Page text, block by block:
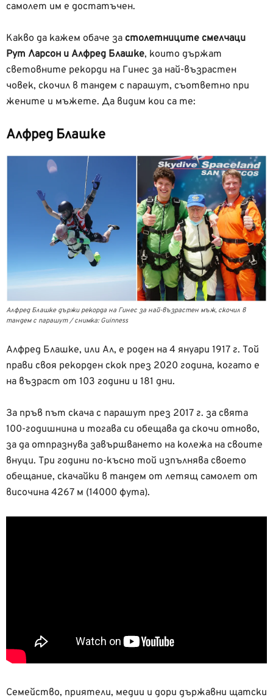
самолет им е достатъчен.
Какво да кажем обаче за столетниците смелчаци
Рут Ларсон и Алфред Блашке, които държат
световните рекорди на Гинес за най-възрастен
човек, скочил в тандем с парашут, съответно при
жените и мъжете. Да видим кои са те:
Алфред Блашке
Алфред Блашке държи рекорда на Гинес за най-възрастен мъж, скочил в
тандем с парашут / снимка: Guinness
Алфред Блашке, или Ал, е роден на 4 януари 1917 г. Той
прави своя рекорден скок през 2020 година, когато е
на възраст от 103 години и 181 дни.
За пръв път скача с парашут през 2017 г. за свята
100-годишнина и тогава си обещава да скочи отново,
за да отпразнува завършването на колежа на своите
внуци. Три години по-късно той изпълнява своето
обещание, скачайки в тандем от летящ самолет от
височина 4267 м (14000 фута).
Семейство, приятели, медии и дори държавни щатски